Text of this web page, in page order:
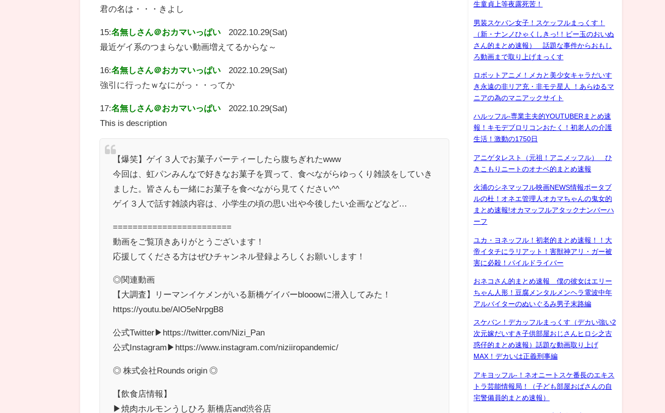
君の名は・・・きよし
15:名無しさん＠おカマいっぱい
2022.10.29(Sat)
最近ゲイ系のつまらない動画増えてるからな～
16:名無しさん＠おカマいっぱい
2022.10.29(Sat)
強引に行ったｗなにがっ・・ってか
17:名無しさん＠おカマいっぱい
2022.10.29(Sat)
This is description
【爆笑】ゲイ３人でお菓子パーティーしたら腹ちぎれたwww
今回は、虹パンみんなで好きなお菓子を買って、食べながらゆっくり雑談をしていき
ました。皆さんも一緒にお菓子を食べながら見てください^^
ゲイ３人で話す雑談内容は、小学生の頃の思い出や今後したい企画などなど…
========================
動画をご覧頂きありがとうございます！
応援してくださる方はぜひチャンネル登録よろしくお願いします！
◎関連動画
【大調査】リーマンイケメンがいる新橋ゲイバーblooowに潜入してみた！
https://youtu.be/AlO5eNrpgB8
公式Twitter▶︎https://twitter.com/Nizi_Pan
公式Instagram▶︎https://www.instagram.com/niziiropandemic/
◎ 株式会社Rounds origin ◎
【飲食店情報】
▶︎焼肉ホルモンうしひろ 新橋店and渋谷店
生童貞上等夜露死苦！
男装スケバン女子！スケッフルまっくす！
（新・ナンノひゃくしきっ!！ビー玉のおいぬ
さん的まとめ速報） 話題な事件からおもし
ろ動画まで取り上げまっくす
ロボットアニメ！メカと美少女キャラだいす
き永遠の非リア充・非モテ星人 ！あらゆるマ
ニアの為のマニアックサイト
ハルッフル-専業主夫的YOUTUBERまとめ速
報！キモデブロリコンおたく！初老人の介護
生活！激動の1750日
アニゲタレスト（元祖！アニメッフル） ひ
きこもりニートのオナベ的まとめ速報
火浦のシネマッフル映画NEWS情報ポータブ
ルの杜！オネエ管理人オカマちゃんの鬼女的
まとめ速報!オカマッフルアタックナンバーハ
ーフ
ユカ・ヨネッフル！初老的まとめ速報！！大
帝イタチにラリアット！害獣神アリ・ガー被
害に必殺！パイルドライバー
おネコさん的まとめ速報 僕の彼女はエリー
ちゃん人形！豆腐メンタルメンヘラ電波中年
アルバイターのぬいぐるみ男子末路編
スケバン！デカッフルまっくす（デカい強い2
次元嫁だいすき子供部屋おじさんヒロシ之古
惑仔的まとめ速報）話題な動画取り上げ
MAX！デカいは正義刑事編
アキヨッフル-！ネオニートスケ番長のエキス
トラ芸能情報局！（子ども部屋おばさんの自
宅警備員的まとめ速報）